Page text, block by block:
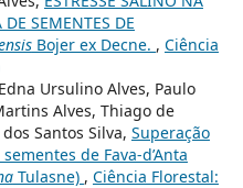
SEMENTES DE
Bojer ex Decne. , Ciência
Ursulino Alves, Paulo
Alves, Thiago de
Santos Silva, Superação
de Fava-d’Anta
Tulasne) , Ciência Florestal: